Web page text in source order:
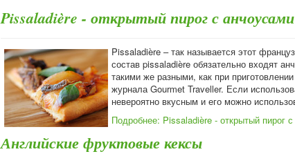
Pissaladière - открытый пирог с анчоусами
Pissaladière – так называется этот
состав pissaladière обязательно входят
такими же разными, как при
журнала Gourmet Traveller. Если
невероятно вкусным и его можно
Подробнее: Pissaladière - открытый пирог
Английские фруктовые кексы